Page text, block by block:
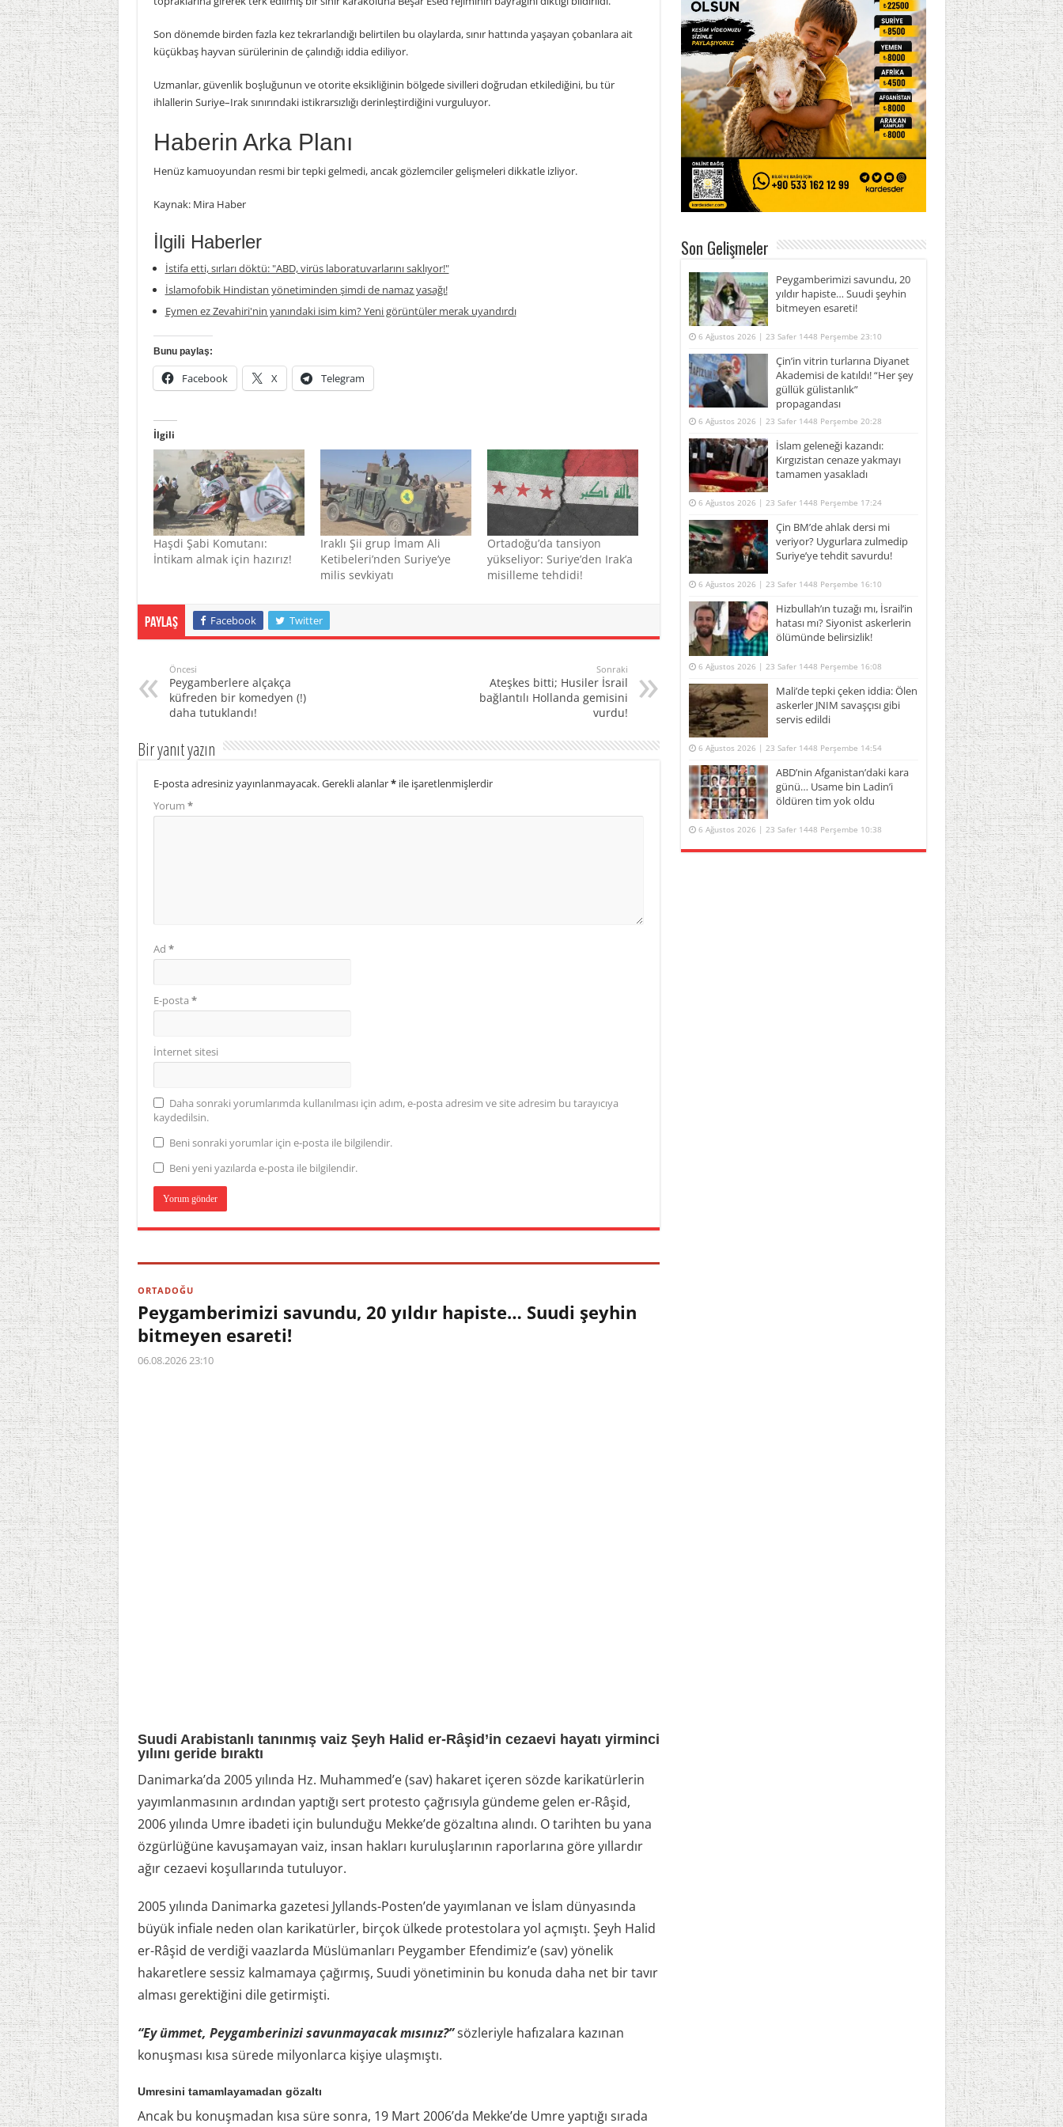
Son dönemde birden fazla kez tekrarlandığı belirtilen bu olaylarda, sınır hattında yaşayan çobanlara ait
küçükbaş hayvan sürülerinin de çalındığı iddia ediliyor.
Uzmanlar, güvenlik boşluğunun ve otorite eksikliğinin bölgede sivilleri doğrudan etkilediğini, bu tür
ihlallerin Suriye–Irak sınırındaki istikrarsızlığı derinleştirdiğini vurguluyor.
Haberin Arka Planı
Henüz kamuoyundan resmi bir tepki gelmedi, ancak gözlemciler gelişmeleri dikkatle izliyor.
Kaynak: Mira Haber
İlgili Haberler
İstifa etti, sırları döktü: "ABD, virüs laboratuvarlarını saklıyor!"
İslamofobik Hindistan yönetiminden şimdi de namaz yasağı!
Eymen ez Zevahiri'nin yanındaki isim kim? Yeni görüntüler merak uyandırdı
Bunu paylaş:
Facebook X Telegram
İlgili
Haşdi Şabi Komutanı:
İntikam almak için hazırız!
Iraklı Şii grup İmam Ali
Ketibeleri’nden Suriye’ye
milis sevkiyatı
Ortadoğu’da tansiyon
yükseliyor: Suriye’den Irak’a
misilleme tehdidi!
Paylaş Facebook Twitter
Öncesi
Peygamberlere alçakça
küfreden bir komedyen (!)
daha tutuklandı!
Sonraki
Ateşkes bitti; Husiler İsrail
bağlantılı Hollanda gemisini
vurdu!
Bir yanıt yazın
E-posta adresiniz yayınlanmayacak.Gerekli alanlar*ile işaretlenmişlerdir
Yorum *
Ad *
E-posta *
İnternet sitesi
Daha sonraki yorumlarımda kullanılması için adım, e-posta adresim ve site adresim bu tarayıcıya
kaydedilsin.
Beni sonraki yorumlar için e-posta ile bilgilendir.
Beni yeni yazılarda e-posta ile bilgilendir.
ORTADOĞU
Peygamberimizi savundu, 20 yıldır hapiste… Suudi şeyhin
bitmeyen esareti!
06.08.2026 23:10
Suudi Arabistanlı tanınmış vaiz Şeyh Halid er-Râşid’in cezaevi hayatı yirminci
yılını geride bıraktı
Danimarka’da 2005 yılında Hz. Muhammed’e (sav) hakaret içeren sözde karikatürlerin
yayımlanmasının ardından yaptığı sert protesto çağrısıyla gündeme gelen er-Râşid,
2006 yılında Umre ibadeti için bulunduğu Mekke’de gözaltına alındı. O tarihten bu yana
özgürlüğüne kavuşamayan vaiz, insan hakları kuruluşlarının raporlarına göre yıllardır
ağır cezaevi koşullarında tutuluyor.
2005 yılında Danimarka gazetesi Jyllands-Posten’de yayımlanan ve İslam dünyasında
büyük infiale neden olan karikatürler, birçok ülkede protestolara yol açmıştı. Şeyh Halid
er-Râşid de verdiği vaazlarda Müslümanları Peygamber Efendimiz’e (sav) yönelik
hakaretlere sessiz kalmamaya çağırmış, Suudi yönetiminin bu konuda daha net bir tavır
alması gerektiğini dile getirmişti.
“Ey ümmet, Peygamberinizi savunmayacak mısınız?”sözleriyle hafızalara kazınan
konuşması kısa sürede milyonlarca kişiye ulaşmıştı.
Umresini tamamlayamadan gözaltı
Ancak bu konuşmadan kısa süre sonra, 19 Mart 2006’da Mekke’de Umre yaptığı sırada
Son Gelişmeler
Peygamberimizi savundu, 20
yıldır hapiste… Suudi şeyhin
bitmeyen esareti!
6 Ağustos 2026 | 23 Safer 1448 Perşembe 23:10
Çin’in vitrin turlarına Diyanet
Akademisi de katıldı! “Her şey
güllük gülistanlık”
propagandası
6 Ağustos 2026 | 23 Safer 1448 Perşembe 20:28
İslam geleneği kazandı:
Kırgızistan cenaze yakmayı
tamamen yasakladı
6 Ağustos 2026 | 23 Safer 1448 Perşembe 17:24
Çin BM’de ahlak dersi mi
veriyor? Uygurlara zulmedip
Suriye’ye tehdit savurdu!
6 Ağustos 2026 | 23 Safer 1448 Perşembe 16:10
Hizbullah’ın tuzağı mı, İsrail’in
hatası mı? Siyonist askerlerin
ölümünde belirsizlik!
6 Ağustos 2026 | 23 Safer 1448 Perşembe 16:08
Mali’de tepki çeken iddia: Ölen
askerler JNIM savaşçısı gibi
servis edildi
6 Ağustos 2026 | 23 Safer 1448 Perşembe 14:54
ABD’nin Afganistan’daki kara
günü… Usame bin Ladin’i
öldüren tim yok oldu
6 Ağustos 2026 | 23 Safer 1448 Perşembe 10:38